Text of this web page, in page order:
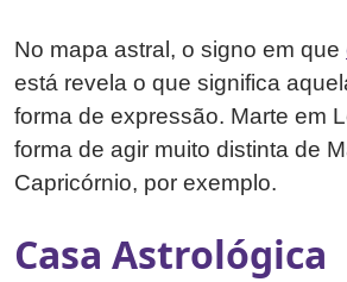
No mapa astral, o signo em que
está revela o que significa
forma de expressão. Marte em
forma de agir muito distinta de
Capricórnio, por exemplo.
Casa Astrológica